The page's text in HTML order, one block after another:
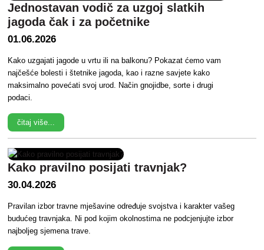
Jednostavan vodič za uzgoj slatkih
jagoda čak i za početnike
01.06.2026
Kako uzgajati jagode u vrtu ili na balkonu? Pokazat ćemo vam
najčešće bolesti i štetnike jagoda, kao i razne savjete kako
maksimalno povećati svoj urod. Način gnojidbe, sorte i drugi
podaci.
čitaj više...
Kako pravilno posijati travnjak?
30.04.2026
Pravilan izbor travne mješavine određuje svojstva i karakter vašeg
budućeg travnjaka. Ni pod kojim okolnostima ne podcjenjujte izbor
najboljeg sjemena trave.